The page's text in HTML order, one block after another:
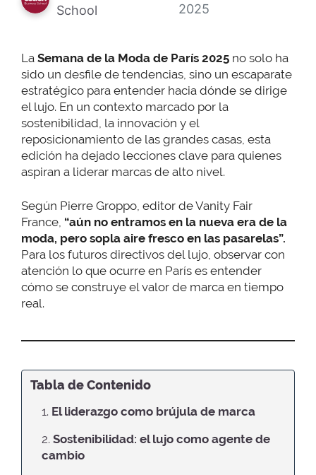
School
2025
La Semana de la Moda de París 2025 no solo ha
sido un desfile de tendencias, sino un escaparate
estratégico para entender hacia dónde se dirige
el lujo. En un contexto marcado por la
sostenibilidad, la innovación y el
reposicionamiento de las grandes casas, esta
edición ha dejado lecciones clave para quienes
aspiran a liderar marcas de alto nivel.
Según Pierre Groppo, editor de Vanity Fair
France, “aún no entramos en la nueva era de la
moda, pero sopla aire fresco en las pasarelas”.
Para los futuros directivos del lujo, observar con
atención lo que ocurre en París es entender
cómo se construye el valor de marca en tiempo
real.
Tabla de Contenido
1. El liderazgo como brújula de marca
2. Sostenibilidad: el lujo como agente de
cambio